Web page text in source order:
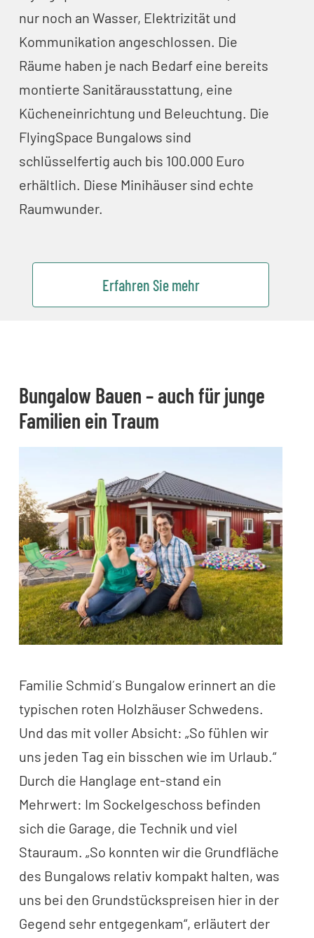
nur noch an Wasser, Elektrizität und
Kommunikation angeschlossen. Die
Räume haben je nach Bedarf eine bereits
montierte Sanitärausstattung, eine
Kücheneinrichtung und Beleuchtung. Die
FlyingSpace Bungalows sind
schlüsselfertig auch bis 100.000 Euro
erhältlich. Diese Minihäuser sind echte
Raumwunder.
Erfahren Sie mehr
Bungalow Bauen – auch für junge
Familien ein Traum
Familie Schmid´s Bungalow erinnert an die
typischen roten Holzhäuser Schwedens.
Und das mit voller Absicht: „So fühlen wir
uns jeden Tag ein bisschen wie im Urlaub.“
Durch die Hanglage ent-stand ein
Mehrwert: Im Sockelgeschoss befinden
sich die Garage, die Technik und viel
Stauraum. „So konnten wir die Grundfläche
des Bungalows relativ kompakt halten, was
uns bei den Grundstückspreisen hier in der
Gegend sehr entgegenkam“, erläutert der